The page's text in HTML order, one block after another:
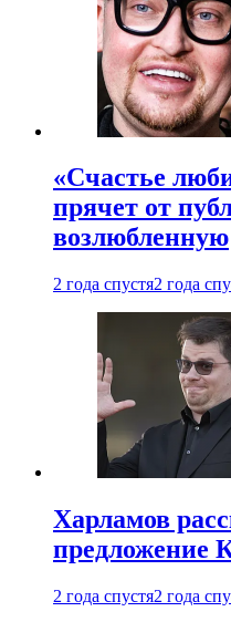
«Счастье
прячет от
возлюбленную
2 года спустя2 года
Харламов
предложение
2 года спустя2 года